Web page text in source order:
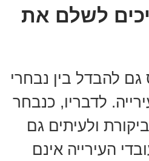
לשלם את
להבדל בין נבחרי
לדבריו, כנבחר
ולעיתים גם
העירייה אינם